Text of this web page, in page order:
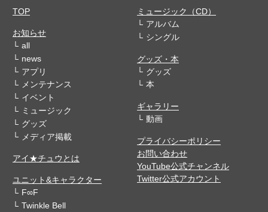
TOP
お知らせ
all
news
アプリ
メンテナンス
イベント
ミュージック
グッズ
メディア掲載
アイ★チュウとは
ユニット&キャラクター
F∞F
Twinkle Bell
ミュージック（CD）
アルバム
シングル
グッズ・本
グッズ
本
ギャラリー
動画
プライバシーポリシー
お問い合わせ
YouTube公式チャンネル
Twitter公式アカウント